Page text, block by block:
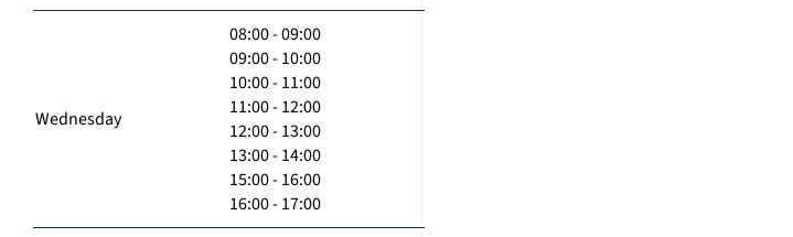
Wednesday
08:00 - 09:00
09:00 - 10:00
10:00 - 11:00
11:00 - 12:00
12:00 - 13:00
13:00 - 14:00
15:00 - 16:00
16:00 - 17:00